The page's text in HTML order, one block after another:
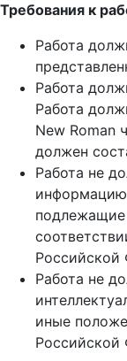
Требования к
Работа
Работа
Работа
New Roman
должен
Работа не
Российской
Работа не
иные
Российской